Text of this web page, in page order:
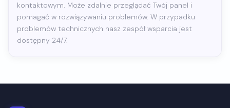
kontaktowym. Może zdalnie przeglądać Twój panel i
pomagać w rozwiązywaniu problemów. W przypadku
problemów technicznych nasz zespół wsparcia jest
dostępny 24/7.